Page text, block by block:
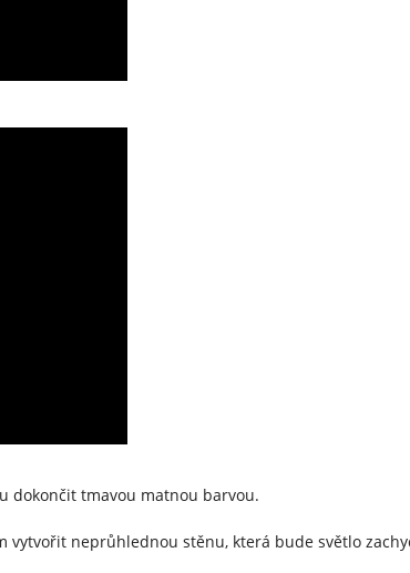
dokončit tmavou matnou barvou.
vytvořit neprůhlednou stěnu, která bude světlo